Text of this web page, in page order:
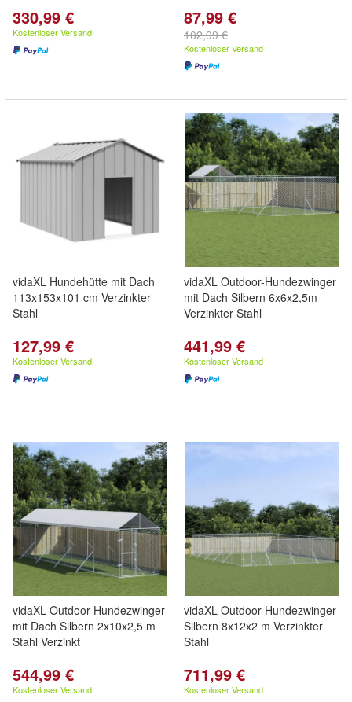
330,99 €
Kostenloser Versand
87,99 €
102,99 €
Kostenloser Versand
vidaXL Hundehütte mit Dach
113x153x101 cm Verzinkter
Stahl
127,99 €
Kostenloser Versand
vidaXL Outdoor-Hundezwinger
mit Dach Silbern 6x6x2,5m
Verzinkter Stahl
441,99 €
Kostenloser Versand
vidaXL Outdoor-Hundezwinger
mit Dach Silbern 2x10x2,5 m
Stahl Verzinkt
544,99 €
Kostenloser Versand
vidaXL Outdoor-Hundezwinger
Silbern 8x12x2 m Verzinkter
Stahl
711,99 €
Kostenloser Versand